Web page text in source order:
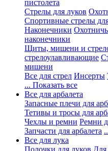
пистолета
Стрелы для луков
Спортивные стрелы
Наконечники
наконечники
Щиты, мишени и
стрелоулавливающие
мишени
Все для стрел Инсерты
... Показать все
Все для арбалета
Запасные плечи для
Тетивы и тросы для
Чехлы и ремни Ремни
Запчасти для арбалета
Все для лука
Полочки для луков Для